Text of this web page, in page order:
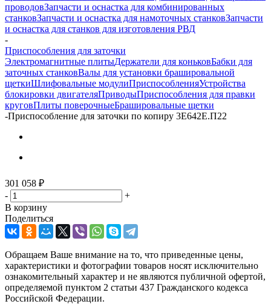
проводовЗапчасти и оснастка для комбинированных
станковЗапчасти и оснастка для намоточных станковЗапчасти
и оснастка для станков для изготовления РВД
-
Приспособления для заточки
Электромагнитные плитыДержатели для коньковБабки для
заточных станковВалы для установки брашировальной
щеткиШлифовальные модулиПриспособленияУстройства
блокировки двигателяПриводыПриспособления для правки
круговПлиты поверочныеБрашировальные щетки
-Приспособление для заточки по копиру 3Е642Е.П22
301 058 ₽
-
+
В корзину
Поделиться
Обращаем Ваше внимание на то, что приведенные цены,
характеристики и фотографии товаров носят исключительно
ознакомительный характер и не являются публичной офертой,
определяемой пунктом 2 статьи 437 Гражданского кодекса
Российской Федерации.